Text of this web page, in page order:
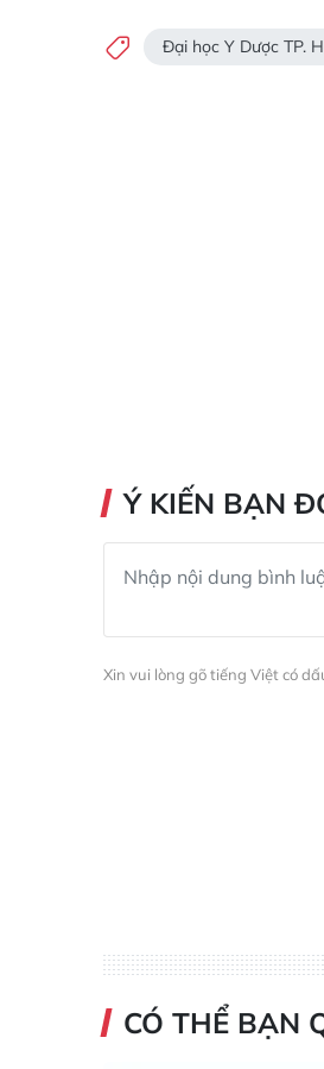
Đại học Y Dược TP.
Ý KIẾN BẠN
Xin vui lòng gõ tiếng Việt có
CÓ THỂ BẠN